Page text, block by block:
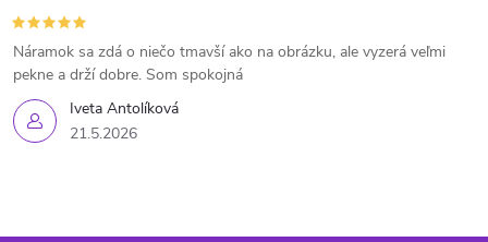
Iveta Antolíková
21.5.2026
Náramok sa zdá o niečo tmavší ako na obrázku, ale vyzerá veľmi
pekne a drží dobre. Som spokojná